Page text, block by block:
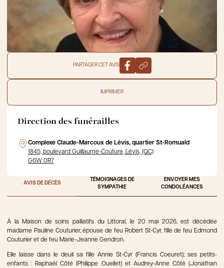
PARTAGER CET AVIS
IMPRIMER
Direction des funérailles
Complexe Claude-Marcoux de Lévis, quartier St-Romuald
1845, boulevard Guillaume-Couture, Lévis, (QC)
G6W 0R7
AVIS DE DÉCÈS
TÉMOIGNAGES DE
SYMPATHIE
ENVOYER MES
CONDOLÉANCES
À la Maison de soins palliatifs du Littoral, le 20 mai 2026, est décédée
madame Pauline Couturier, épouse de feu Robert St-Cyr, fille de feu Edmond
Couturier et de feu Marie-Jeanne Gendron.
Elle laisse dans le deuil sa fille Annie St-Cyr (Francis Coeuret); ses petits-
enfants : Raphaël Côté (Philippe Ouellet) et Audrey-Anne Côté (Jonathan